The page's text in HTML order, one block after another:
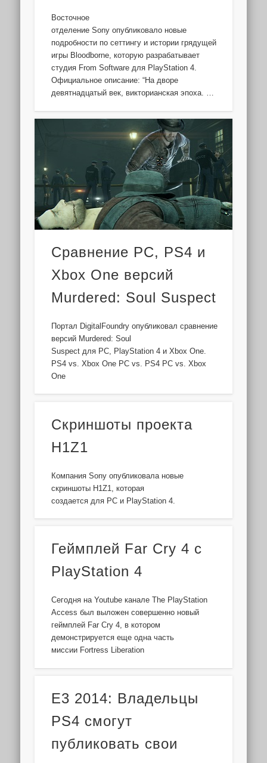
Восточное
отделение Sony опубликовало новые
подробности по сеттингу и истории грядущей
игры Bloodborne, которую разрабатывает
студия From Software для PlayStation 4.
Официальное описание: “На дворе
девятнадцатый век, викторианская эпоха. …
Сравнение PC, PS4 и
Xbox One версий
Murdered: Soul Suspect
Портал DigitalFoundry опубликовал сравнение
версий Murdered: Soul
Suspect для PC, PlayStation 4 и Xbox One.
PS4 vs. Xbox One PC vs. PS4 PC vs. Xbox
One
Скриншоты проекта
H1Z1
Компания Sony опубликовала новые
скриншоты H1Z1, которая
создается для PC и PlayStation 4.
Геймплей Far Cry 4 с
PlayStation 4
Сегодня на Youtube канале The PlayStation
Access был выложен совершенно новый
геймплей Far Cry 4, в котором
демонстрируется еще одна часть
миссии Fortress Liberation
E3 2014: Владельцы
PS4 смогут
публиковать свои